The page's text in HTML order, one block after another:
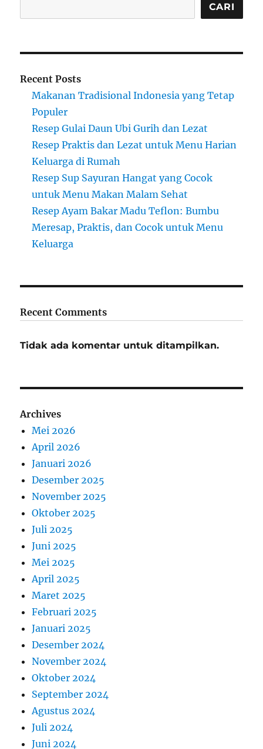
CARI
Recent Posts
Makanan Tradisional Indonesia yang Tetap
Populer
Resep Gulai Daun Ubi Gurih dan Lezat
Resep Praktis dan Lezat untuk Menu Harian
Keluarga di Rumah
Resep Sup Sayuran Hangat yang Cocok
untuk Menu Makan Malam Sehat
Resep Ayam Bakar Madu Teflon: Bumbu
Meresap, Praktis, dan Cocok untuk Menu
Keluarga
Recent Comments
Tidak ada komentar untuk ditampilkan.
Archives
Mei 2026
April 2026
Januari 2026
Desember 2025
November 2025
Oktober 2025
Juli 2025
Juni 2025
Mei 2025
April 2025
Maret 2025
Februari 2025
Januari 2025
Desember 2024
November 2024
Oktober 2024
September 2024
Agustus 2024
Juli 2024
Juni 2024